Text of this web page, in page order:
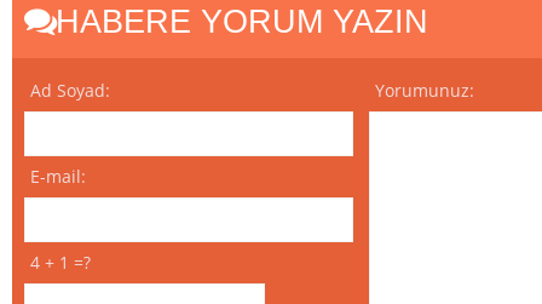
HABERE YORUM YAZIN
Ad Soyad:
E-mail:
4 + 1 =?
Yorumunuz: